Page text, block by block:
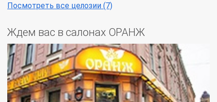
Посмотреть все целозии (7)
Ждем вас в салонах ОРАНЖ